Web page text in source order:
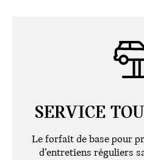
SERVICE
Le forfait de base pour
d’entretiens réguliers